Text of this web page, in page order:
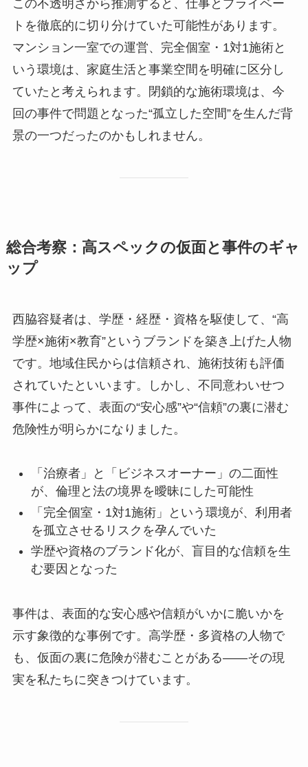
この不透明さから推測すると、仕事とプライベー
トを徹底的に切り分けていた可能性があります。
マンション一室での運営、完全個室・1対1施術と
いう環境は、家庭生活と事業空間を明確に区分し
ていたと考えられます。閉鎖的な施術環境は、今
回の事件で問題となった“孤立した空間”を生んだ背
景の一つだったのかもしれません。
総合考察：高スペックの仮面と事件のギャ
ップ
西脇容疑者は、学歴・経歴・資格を駆使して、“高
学歴×施術×教育”というブランドを築き上げた人物
です。地域住民からは信頼され、施術技術も評価
されていたといいます。しかし、不同意わいせつ
事件によって、表面の“安心感”や“信頼”の裏に潜む
危険性が明らかになりました。
「治療者」と「ビジネスオーナー」の二面性
が、倫理と法の境界を曖昧にした可能性
「完全個室・1対1施術」という環境が、利用者
を孤立させるリスクを孕んでいた
学歴や資格のブランド化が、盲目的な信頼を生
む要因となった
事件は、表面的な安心感や信頼がいかに脆いかを
示す象徴的な事例です。高学歴・多資格の人物で
も、仮面の裏に危険が潜むことがある――その現
実を私たちに突きつけています。